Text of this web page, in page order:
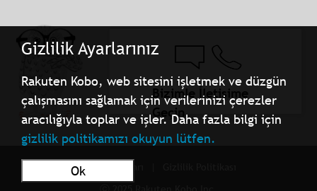
Gizlilik Ayarlarınız
Rakuten Kobo, web sitesini işletmek ve düzgün
çalışmasını sağlamak için verilerinizi çerezler
aracılığıyla toplar ve işler. Daha fazla bilgi için
gizlilik politikamızı okuyun lütfen.
Ok
Bizimle İletişime
Geçin
Kullanım Şartları